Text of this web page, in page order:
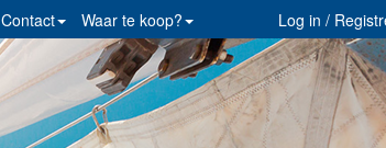
Log in /
Waar te koop?
Contact